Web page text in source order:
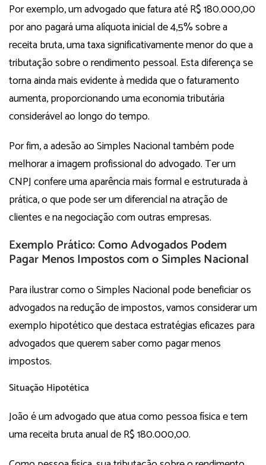
Por exemplo, um advogado que fatura até R$ 180.000,00
por ano pagará uma alíquota inicial de 4,5% sobre a
receita bruta, uma taxa significativamente menor do que a
tributação sobre o rendimento pessoal. Esta diferença se
torna ainda mais evidente à medida que o faturamento
aumenta, proporcionando uma economia tributária
considerável ao longo do tempo.
Por fim, a adesão ao Simples Nacional também pode
melhorar a imagem profissional do advogado. Ter um
CNPJ confere uma aparência mais formal e estruturada à
prática, o que pode ser um diferencial na atração de
clientes e na negociação com outras empresas.
Exemplo Prático: Como Advogados Podem
Pagar Menos Impostos com o Simples Nacional
Para ilustrar como o Simples Nacional pode beneficiar os
advogados na redução de impostos, vamos considerar um
exemplo hipotético que destaca estratégias eficazes para
advogados que querem saber como pagar menos
impostos.
Situação Hipotética
João é um advogado que atua como pessoa física e tem
uma receita bruta anual de R$ 180.000,00.